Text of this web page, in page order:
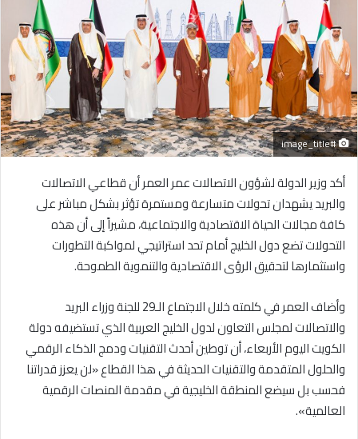
#image_title
أكد وزير الدولة لشؤون الاتصالات عمر العمر أن قطاعي الاتصالات
والبريد يشهدان تحولات متسارعة ومستمرة تؤثر بشكل مباشر على
كافة مجالات الحياة الاقتصادية والاجتماعية، مشيراً إلى أن هذه
التحولات تضع دول الخليج أمام تحد استراتيجي لمواكبة التطورات
واستثمارها لتحقيق الرؤى الاقتصادية والتنموية الطموحة.
وأضاف العمر في كلمته خلال الاجتماع الـ29 للجنة وزراء البريد
والاتصالات لمجلس التعاون لدول الخليج العربية الذي تستضيفه دولة
الكويت اليوم الأربعاء، أن توطين أحدث التقنيات ودمج الذكاء الرقمي
والحلول المتقدمة والتقنيات الحديثة في هذا القطاع «لن يعزز قدراتنا
فحسب بل سيضع المنطقة الخليجية في مقدمة المنصات الرقمية
العالمية».